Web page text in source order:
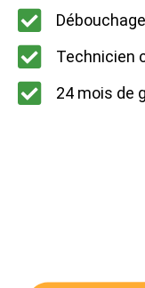
Technicien
24 mois de